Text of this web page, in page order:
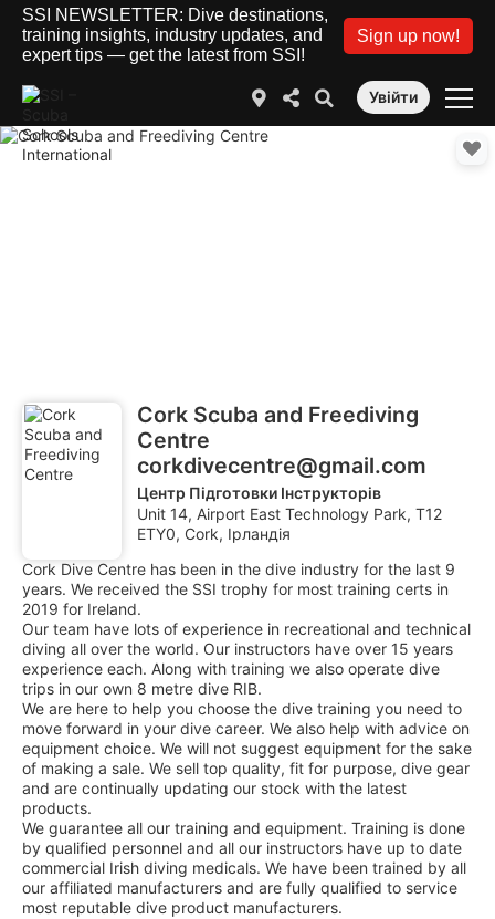
SSI NEWSLETTER: Dive destinations,
training insights, industry updates, and
expert tips — get the latest from SSI!
Sign up now!
Увійти
Cork Scuba and Freediving
Centre
corkdivecentre@gmail.com
Центр Підготовки Інструкторів
Unit 14, Airport East Technology Park, T12
ETY0, Cork, Ірландія
Cork Dive Centre has been in the dive industry for the last 9
years. We received the SSI trophy for most training certs in
2019 for Ireland.
Our team have lots of experience in recreational and technical
diving all over the world. Our instructors have over 15 years
experience each. Along with training we also operate dive
trips in our own 8 metre dive RIB.
We are here to help you choose the dive training you need to
move forward in your dive career. We also help with advice on
equipment choice. We will not suggest equipment for the sake
of making a sale. We sell top quality, fit for purpose, dive gear
and are continually updating our stock with the latest
products.
We guarantee all our training and equipment. Training is done
by qualified personnel and all our instructors have up to date
commercial Irish diving medicals. We have been trained by all
our affiliated manufacturers and are fully qualified to service
most reputable dive product manufacturers.